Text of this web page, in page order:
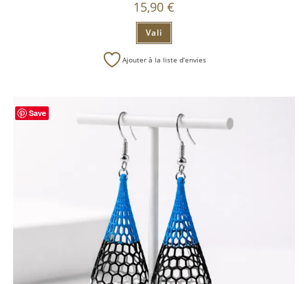
15,90 €
Vali
Ajouter à la liste d’envies
Save